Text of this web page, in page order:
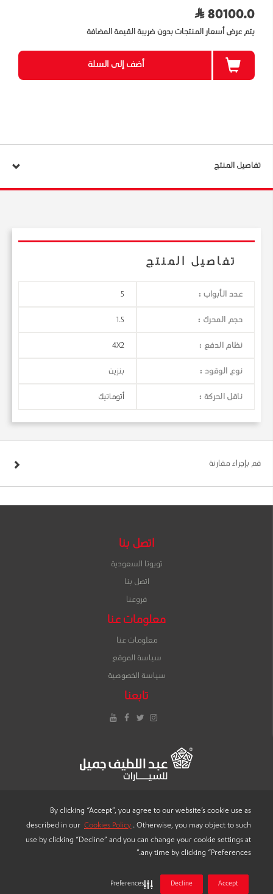
By clicking “Accept”, you agree to our website’s cookie use as
described in our Cookies Policy . Otherwise, you may object to such
use by clicking “Decline” and you can change your cookie settings at
any time by clicking “Preferences.”
Accept
Decline
Preferences
80100.0
يتم عرض أسعار المنتجات بدون ضريبة القيمة المضافة
أضف إلى السلة
تفاصيل المنتج
تفاصيل المنتج
عدد الأبواب : 5
حجم المحرك : 1.5
نظام الدفع : 4X2
نوع الوقود : بنزين
ناقل الحركة : أتوماتيك
قم بإجراء مقارنة
اتصل بنا
تويوتا السعودية
اتصل بنا
فروعنا
معلومات عنا
معلومات عنا
سياسة الموقع
سياسة الخصوصية
تابعنا
LANGUAGE